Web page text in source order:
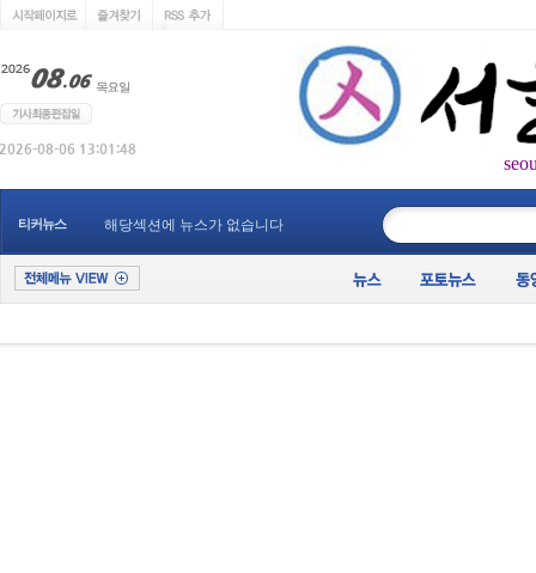
티커뉴스 해당섹션에 뉴스가 없습니다